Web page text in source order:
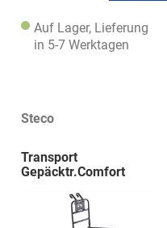
Auf Lager, Lieferung
in 5-7 Werktagen
Steco
Transport
Gepäcktr.Comfort